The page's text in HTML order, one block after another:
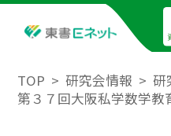
TOP 研究会情報
研
第３７回大阪私学数学教